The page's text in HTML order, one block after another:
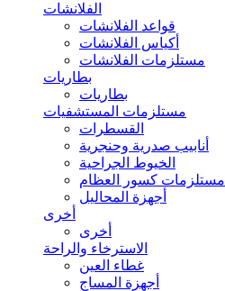
الفلانشات
قواعد الفلانشات
أكياس الفلانشات
مستلزمات الفلانشات
بطاريات
بطاريات
مستلزمات المستشفيات
القسطرات
أنابيب صدرية وحنجرية
الخيوط الجراحية
مستلزمات كسور العظام
أجهزة المحاليل
أخرى
أخرى
الاسترخاء والراحة
غطاء العين
أجهزة المساج